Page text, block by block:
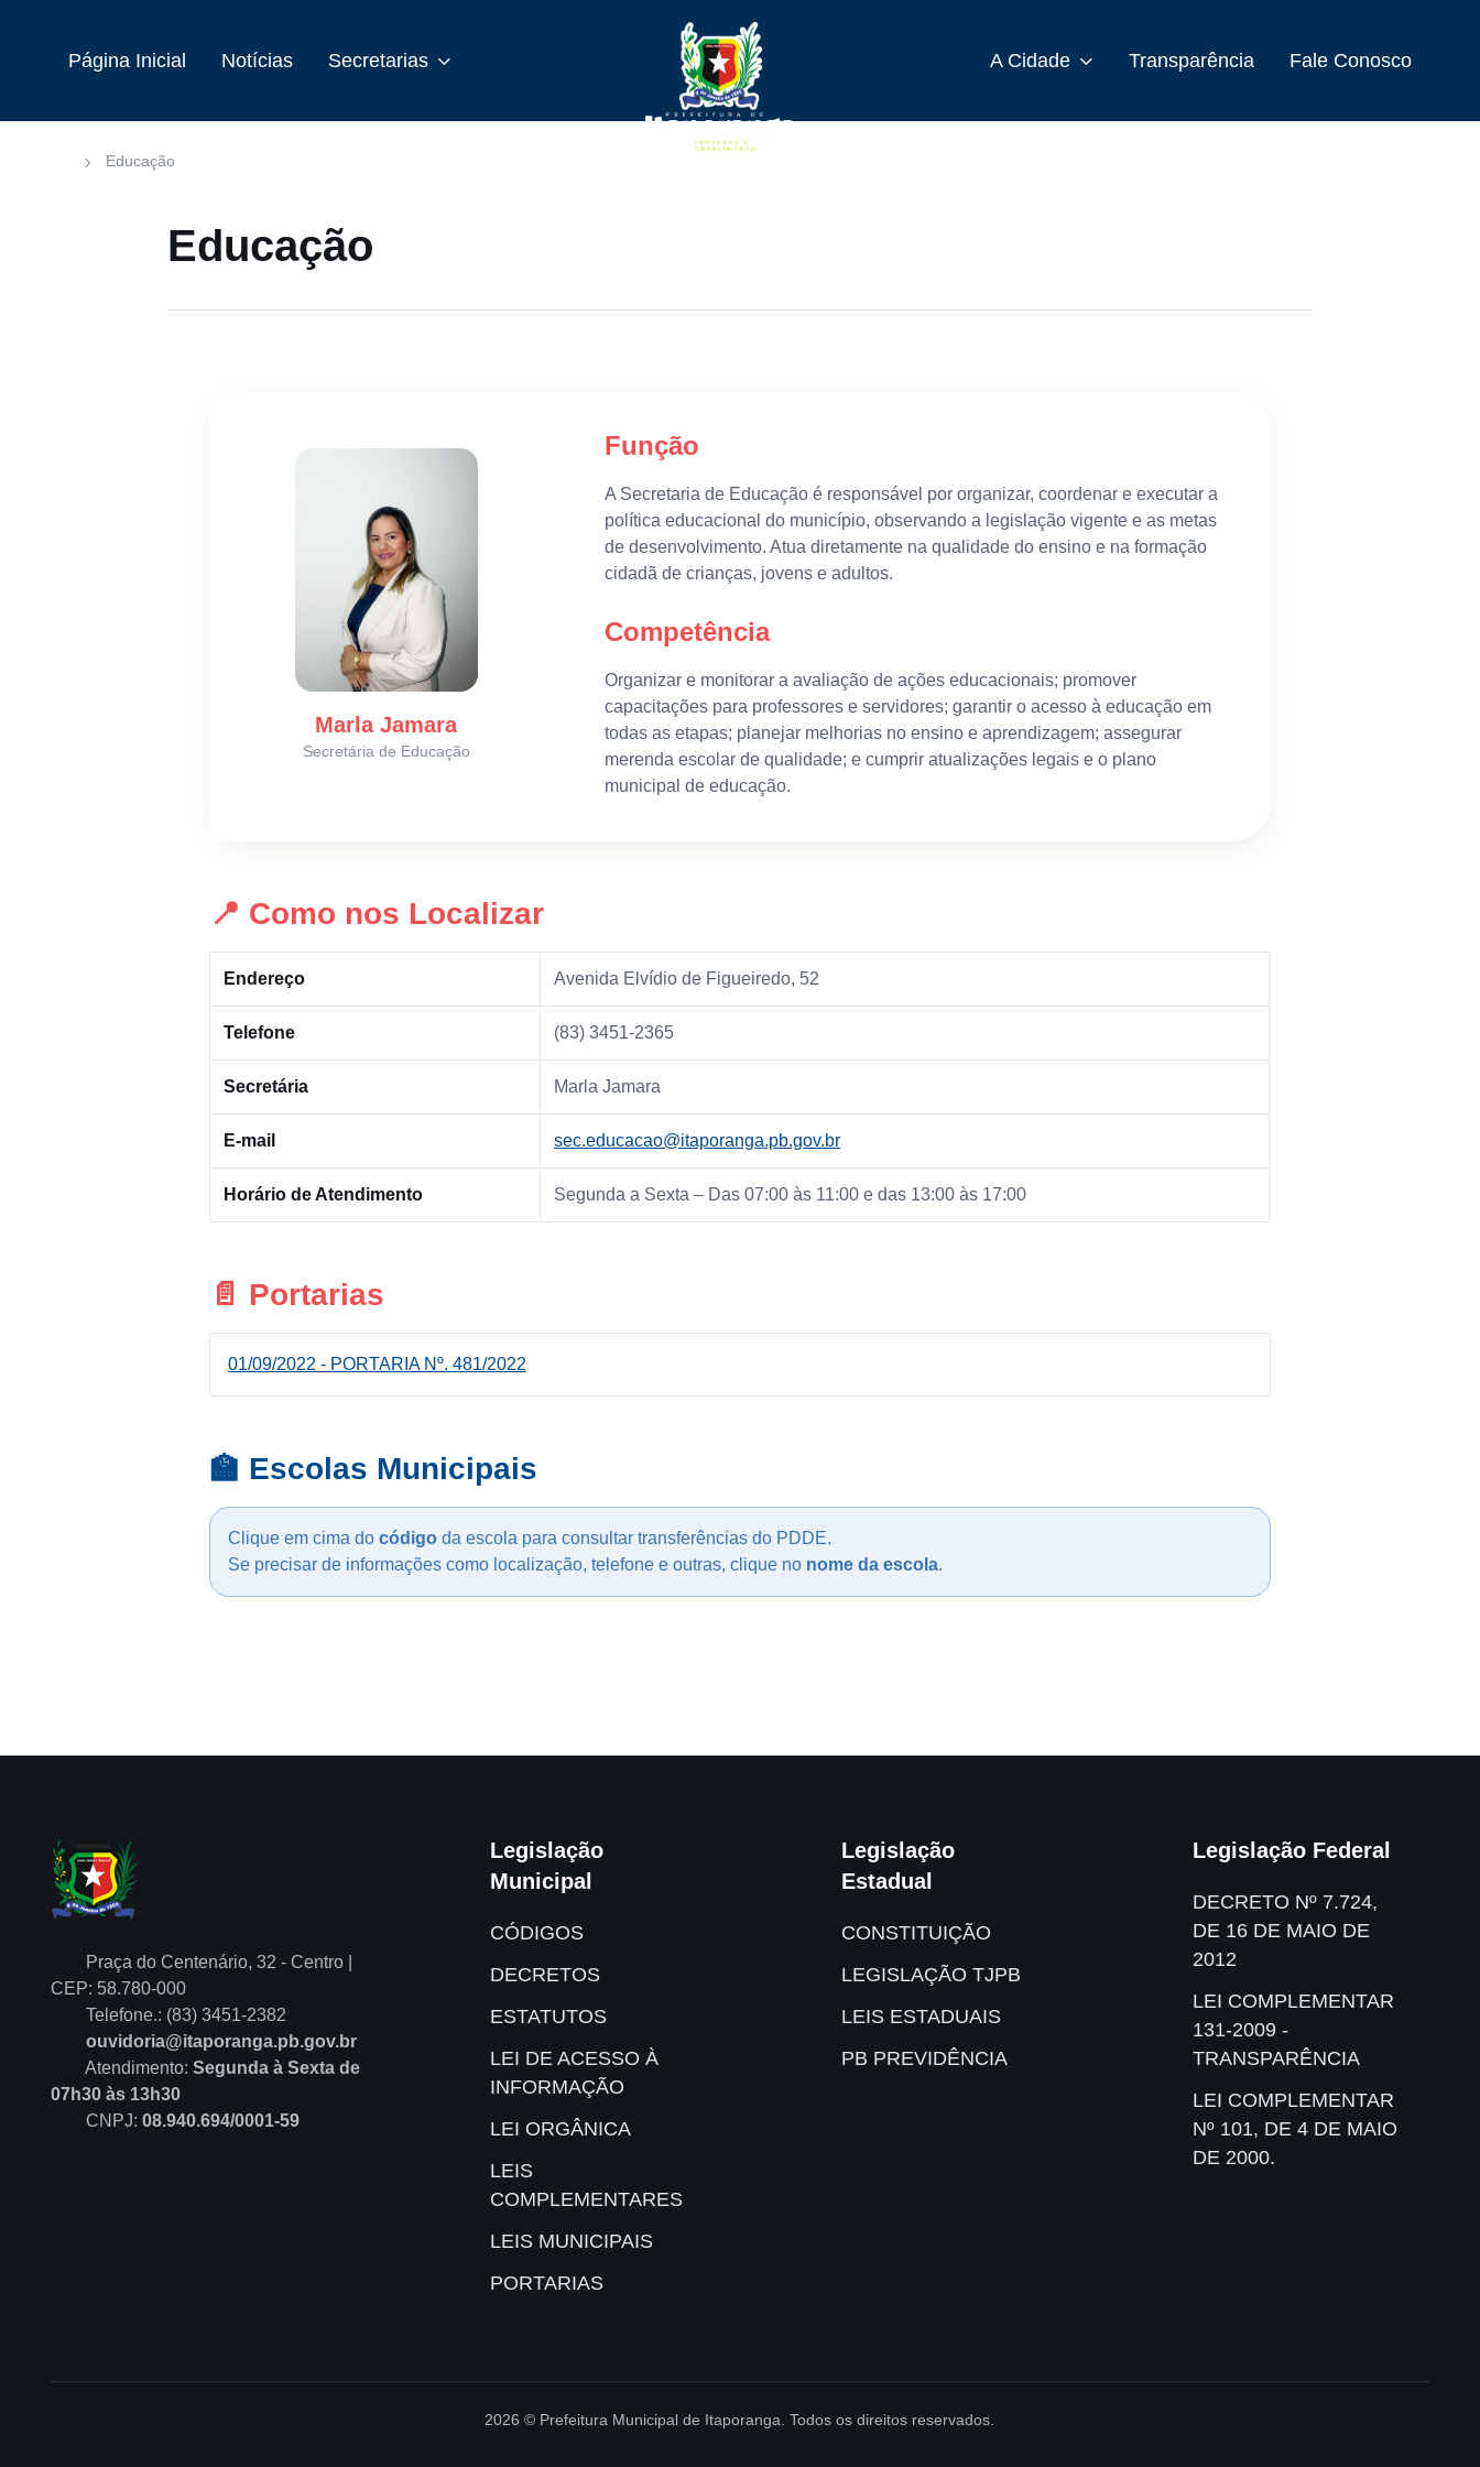
Página Inicial Notícias Secretarias A Cidade Transparência Fale Conosco
Educação
Educação
Marla Jamara
Secretária de Educação
Função
A Secretaria de Educação é responsável por organizar, coordenar e executar a
política educacional do município, observando a legislação vigente e as metas
de desenvolvimento. Atua diretamente na qualidade do ensino e na formação
cidadã de crianças, jovens e adultos.
Competência
Organizar e monitorar a avaliação de ações educacionais; promover
capacitações para professores e servidores; garantir o acesso à educação em
todas as etapas; planejar melhorias no ensino e aprendizagem; assegurar
merenda escolar de qualidade; e cumprir atualizações legais e o plano
municipal de educação.
📍 Como nos Localizar
Endereço Avenida Elvídio de Figueiredo, 52
Telefone (83) 3451-2365
Secretária Marla Jamara
E-mail sec.educacao@itaporanga.pb.gov.br
Horário de Atendimento Segunda a Sexta – Das 07:00 às 11:00 e das 13:00 às 17:00
📄 Portarias
01/09/2022 - PORTARIA Nº. 481/2022
🏫 Escolas Municipais
Clique em cima do códigoda escola para consultar transferências do PDDE.
Se precisar de informações como localização, telefone e outras, clique no nome da escola.
Praça do Centenário, 32 - Centro |
CEP: 58.780-000
Telefone.: (83) 3451-2382
ouvidoria@itaporanga.pb.gov.br
Atendimento: Segunda à Sexta de
07h30 às 13h30
CNPJ: 08.940.694/0001-59
Legislação
Municipal
CÓDIGOS
DECRETOS
ESTATUTOS
LEI DE ACESSO À
INFORMAÇÃO
LEI ORGÂNICA
LEIS
COMPLEMENTARES
LEIS MUNICIPAIS
PORTARIAS
Legislação
Estadual
CONSTITUIÇÃO
LEGISLAÇÃO TJPB
LEIS ESTADUAIS
PB PREVIDÊNCIA
Legislação Federal
DECRETO Nº 7.724,
DE 16 DE MAIO DE
2012
LEI COMPLEMENTAR
131-2009 -
TRANSPARÊNCIA
LEI COMPLEMENTAR
Nº 101, DE 4 DE MAIO
DE 2000.
2026 © Prefeitura Municipal de Itaporanga. Todos os direitos reservados.